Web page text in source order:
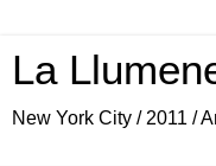
La
New York City / 2011 /